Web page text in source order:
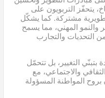
يتحفّز التربويون على
مشتركة. كما يشكّل
والنمو المهني، مما يسمح
التحديات والتجارب
التغيير، بل تتحمّل
والاجتماعي، مع
بروح المواطنة المسؤولة